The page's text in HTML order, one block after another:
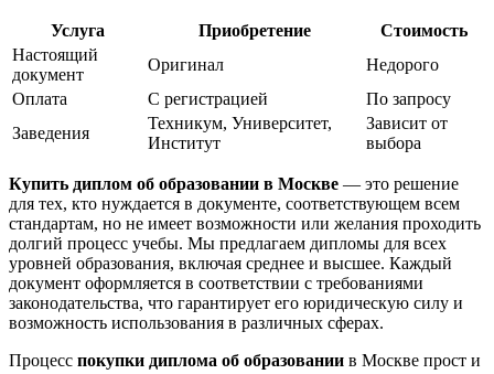
Услуга Приобретение
Стоимость
Настоящий
документ
Оригинал
Недорого
Оплата
С регистрацией
По запросу
Заведения
Техникум, Университет,
Институт
Зависит от
выбора
Купить диплом об образовании в Москве — это решение
для тех, кто нуждается в документе, соответствующем всем
стандартам, но не имеет возможности или желания проходить
долгий процесс учебы. Мы предлагаем дипломы для всех
уровней образования, включая среднее и высшее. Каждый
документ оформляется в соответствии с требованиями
законодательства, что гарантирует его юридическую силу и
возможность использования в различных сферах.
Процесс покупки диплома об образовании в Москве прост и